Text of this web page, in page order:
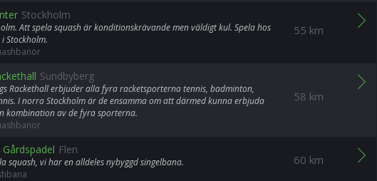
55 km
Stockholm
Att spela squash är konditionskrävande men väldigt kul. Spela hos
Stockholm.
58 km
Sundbyberg
Rackethall erbjuder alla fyra racketsporterna tennis, badminton,
I norra Stockholm är de ensamma om att därmed kunna erbjuda
kombination av de fyra sporterna.
60 km
Flen
squash, vi har en alldeles nybyggd singelbana.